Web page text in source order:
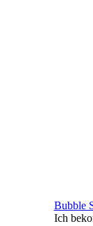
Bubble
Ich